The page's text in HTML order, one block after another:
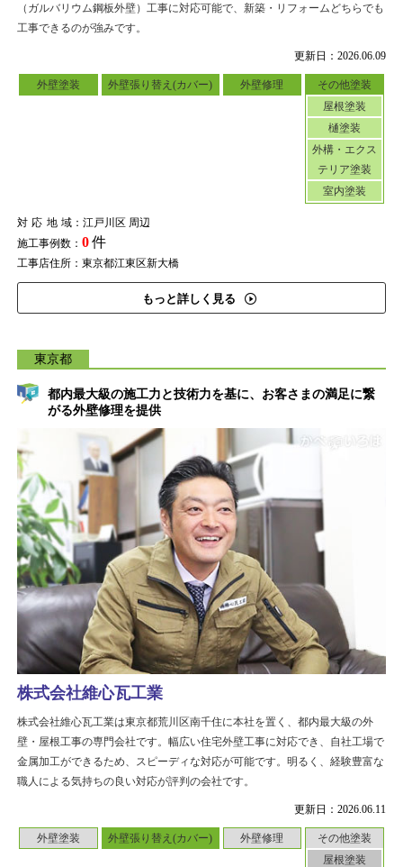
更新日：2026.06.09
外壁塗装 外壁張り替え(カバー) 外壁修理
その他塗装
屋根塗装
樋塗装
外構・エクス
テリア塗装
室内塗装
対応地域：江戸川区 周辺
施工事例数： 0件
工事店住所：東京都江東区新大橋
もっと詳しく見る
（ガルバリウム鋼板外壁）工事に対応可能で、新築・リフォームどちらでも
工事できるのが強みです。
東京都
都内最大級の施工力と技術力を基に、お客さまの満足に繋
がる外壁修理を提供
更新日：2026.06.11
外壁塗装 外壁張り替え(カバー) 外壁修理
その他塗装
屋根塗装
株式会社維心瓦工業
株式会社維心瓦工業は東京都荒川区南千住に本社を置く、都内最大級の外
壁・屋根工事の専門会社です。幅広い住宅外壁工事に対応でき、自社工場で
金属加工ができるため、スピーディな対応が可能です。明るく、経験豊富な
職人による気持ちの良い対応が評判の会社です。